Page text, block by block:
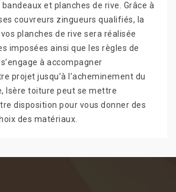
bandeaux et planches de rive. Grâce à
couvreurs zingueurs qualifiés, la
planches de rive sera réalisée
imposées ainsi que les règles de
s’engage à accompagner
projet jusqu’à l’acheminement du
Isère toiture peut se mettre
disposition pour vous donner des
des matériaux.